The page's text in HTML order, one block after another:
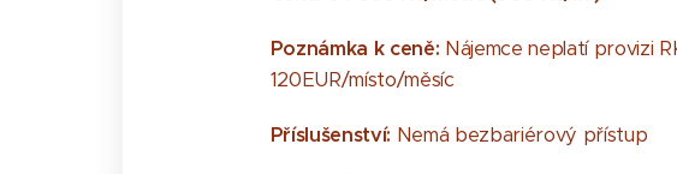
Poznámka k ceně: Nájemce neplatí provizi
120EUR/místo/měsíc
Příslušenství: Nemá bezbariérový přístup